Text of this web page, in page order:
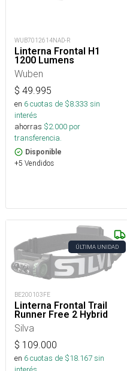
WUB7012614NAD-R
Linterna Frontal H1
1200 Lumens
Wuben
$ 49.995
en 6cuotas de $8.333 sin
interés
ahorras $2.000 por
transferencia.
Disponible
+5 Vendidos
ÚLTIMA UNIDAD
BE200103FE
Linterna Frontal Trail
Runner Free 2 Hybrid
Silva
$ 109.000
en 6cuotas de $18.167sin